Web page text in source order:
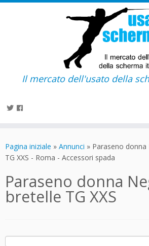
contenuto
Il mercato dell'usato della
Pagina iniziale » Annunci » Paraseno
TG XXS - Roma - Accessori spada
Paraseno donna
bretelle TG XXS
Ricerca